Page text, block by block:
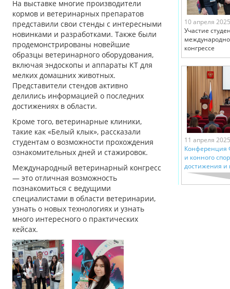
На выставке многие производители
кормов и ветеринарных препаратов
представили свои стенды с интересными
новинками и разработками. Также были
продемонстрированы новейшие
образцы ветеринарного оборудования,
включая эндоскопы и аппараты КТ для
мелких домашних животных.
Представители стендов активно
делились информацией о последних
достижениях в области.
Кроме того, ветеринарные клиники,
такие как «Белый клык», рассказали
студентам о возможности прохождения
ознакомительных дней и стажировок.
Международный ветеринарный конгресс
— это отличная возможность
познакомиться с ведущими
специалистами в области ветеринарии,
узнать о новых технологиях и узнать
много интересного о практических
кейсах.
10 апреля 2025
Участие
конгрессе
11 апреля 2025
Конференция
и конного
достижения и